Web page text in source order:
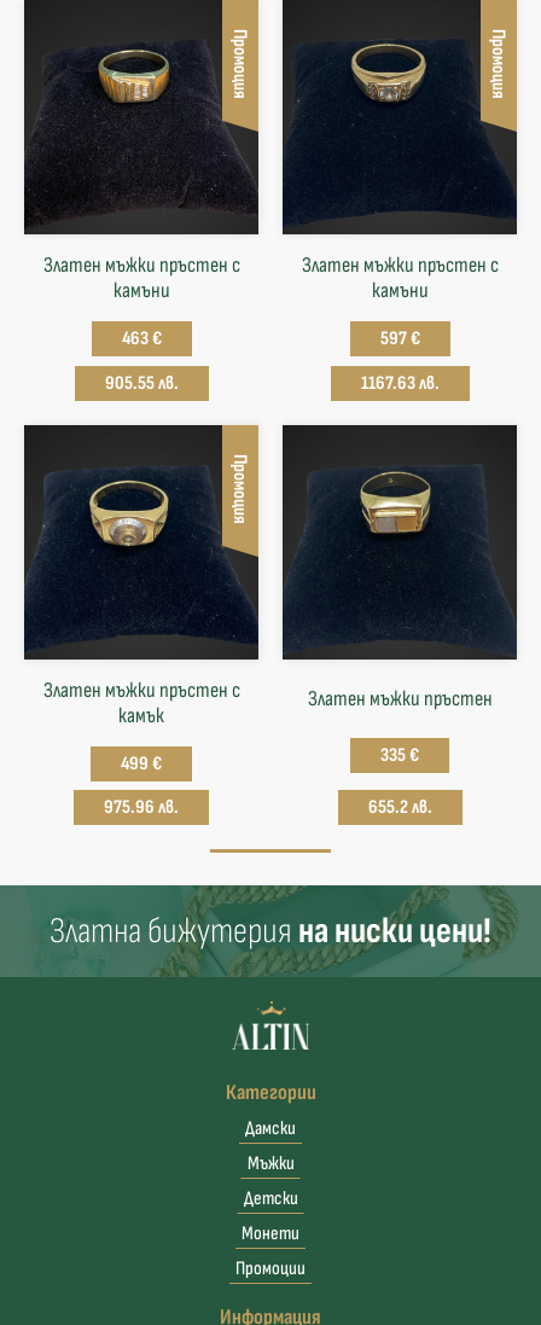
Промоция
Златен мъжки пръстен с
камъни
463 €
905.55 лв.
Промоция
Златен мъжки пръстен с
камъни
597 €
1167.63 лв.
Промоция
Златен мъжки пръстен с
камък
499 €
975.96 лв.
Златен мъжки пръстен
335 €
655.2 лв.
Златна бижутерия на ниски цени!
Категории
Дамски
Мъжки
Детски
Монети
Промоции
Информация